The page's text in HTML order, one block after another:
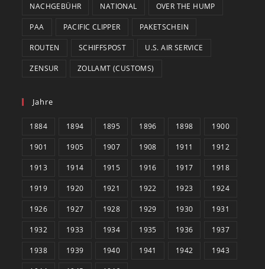
NACHGEBÜHR NATIONAL OVER THE HUMP
PAA PACIFIC CLIPPER PAKETSCHEIN
ROUTEN SCHIFFSPOST U.S. AIR SERVICE
ZENSUR ZOLLAMT (CUSTOMS)
Jahre
1884 1894 1895 1896 1898 1900
1901 1905 1907 1908 1911 1912
1913 1914 1915 1916 1917 1918
1919 1920 1921 1922 1923 1924
1926 1927 1928 1929 1930 1931
1932 1933 1934 1935 1936 1937
1938 1939 1940 1941 1942 1943